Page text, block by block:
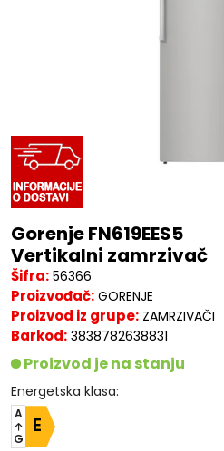
Gorenje FN619EES5
Vertikalni zamrzivač
Šifra: 56366
Proizvođač: GORENJE
Proizvod iz grupe: ZAMRZIVAČI
Barkod: 3838782638831
Proizvod je na stanju
Energetska klasa:
A
G
E